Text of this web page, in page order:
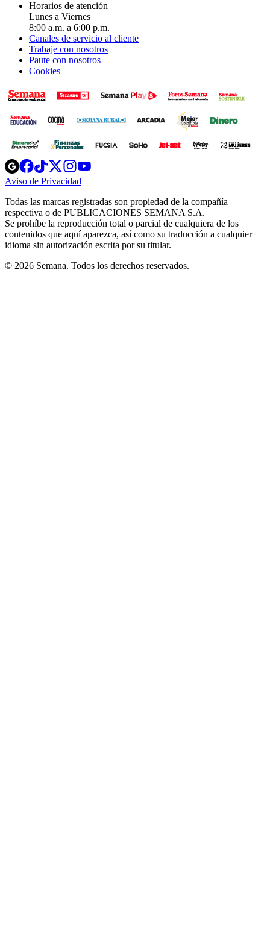
Horarios de atención
Lunes a Viernes
8:00 a.m. a 6:00 p.m.
Canales de servicio al cliente
Trabaje con nosotros
Paute con nosotros
Cookies
Opens
in
new
Opens
in
new
Opens
in
new
window
Opens
new
windowwindow
Aviso de Privacidad
new
window
Todas las marcas registradas son propiedad de la compañía
respectiva o de PUBLICACIONES SEMANA S.A.
Se prohíbe la reproducción total o parcial de cualquiera de los
contenidos que aquí aparezca, así como su traducción a cualquier
idioma sin autorización escrita por su titular.
© 2026 Semana. Todos los derechos reservados.